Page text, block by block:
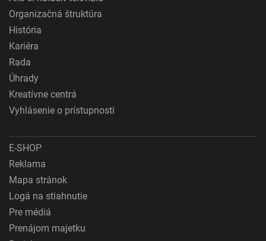
Organizačná štruktúra
História
Kariéra
Rada
Úhrady
Kreatívne centrá
Vyhlásenie o prístupnosti
E-SHOP
Reklama
Mapa stránok
Logá na stiahnutie
Pre médiá
Prenájom majetku